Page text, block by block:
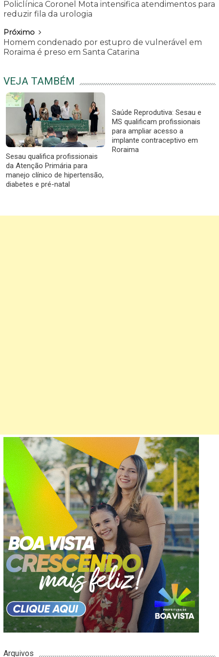
Policlínica Coronel Mota intensifica atendimentos para
reduzir fila da urologia
Próximo
Homem condenado por estupro de vulnerável em
Roraima é preso em Santa Catarina
VEJA TAMBÉM
Sesau qualifica profissionais
da Atenção Primária para
manejo clínico de hipertensão,
diabetes e pré-natal
Saúde Reprodutiva: Sesau e
MS qualificam profissionais
para ampliar acesso a
implante contraceptivo em
Roraima
Arquivos